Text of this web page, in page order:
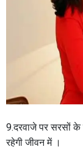
9.दरवाजे पर सरसों
रहेगी जीवन में ।